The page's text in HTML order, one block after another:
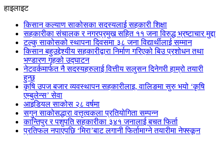
हाइलाइट
किसान कल्याण साकोसका सदस्यलाई सहकारी शिक्षा
सहकारीका संचालक र नगरप्रमुख सहित ११ जना विरुद्ध भ्रष्टाचार मुद्दा
टल्कु साकोसको स्थापना दिवसमा ३८ जना विद्यार्थीलाई सम्मान
किसान बहुउद्देश्यीय सहकारीद्वारा निर्माण गरिएको बिउ प्रशोधन तथा
भण्डारण गृहको उद्घाटन
नेटवर्कमार्फत नै सदस्यहरुलाई वित्तीय सलुसन दिनेगरी हाम्रो तयारी
हुन्छ
कृषि उपज बजार व्यवस्थापन सहकारीलाइ, वालिङमा सुरु भयो ‘कृषि
एम्बुलेन्स’ सेवा
आइडियल साकोस २८ वर्षमा
सगुन साकोसद्धारा वत्तृत्वकला प्रतियोगिता सम्पन्न
कान्तिपुर र पशुपति सहकारीका ३४१ जनालाई बचत फिर्ता
प्रतिफल नपाएपछि ‘मिरा’बाट लगानी फिर्तामाग्ने तयारीमा नेफ्स्कून